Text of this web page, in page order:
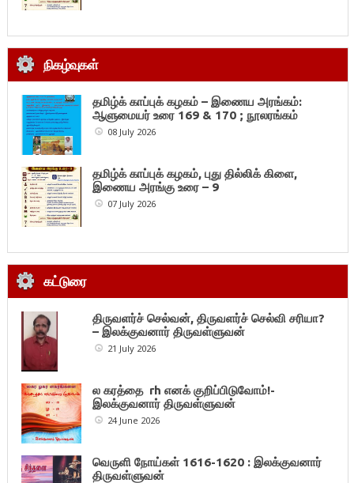
நிகழ்வுகள்
தமிழ்க் காப்புக் கழகம் – இணைய அரங்கம்:
ஆளுமையர் உரை 169 & 170 ; நூலரங்கம்
08 July 2026
தமிழ்க் காப்புக் கழகம், புது தில்லிக் கிளை,
இணைய அரங்கு உரை – 9
07 July 2026
கட்டுரை
திருவளர்ச் செல்வன், திருவளர்ச் செல்வி சரியா?
– இலக்குவனார் திருவள்ளுவன்
21 July 2026
ல கரத்தை rh எனக் குறிப்பிடுவோம்!-
இலக்குவனார் திருவள்ளுவன்
24 June 2026
வெருளி நோய்கள் 1616-1620 : இலக்குவனார்
திருவள்ளுவன்